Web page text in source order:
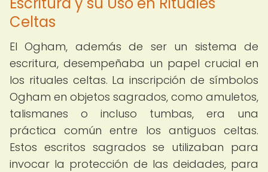
Celtas
El Ogham, además de ser un sistema de
escritura, desempeñaba un papel crucial en
los rituales celtas. La inscripción de símbolos
Ogham en objetos sagrados, como amuletos,
talismanes o incluso tumbas, era una
práctica común entre los antiguos celtas.
Estos escritos sagrados se utilizaban para
invocar la protección de las deidades, para